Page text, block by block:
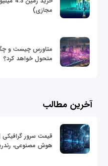
مجازی)
متاورس چیست و
متحول خواهد کرد؟
آخرین مطالب
هوش مصنوعی،